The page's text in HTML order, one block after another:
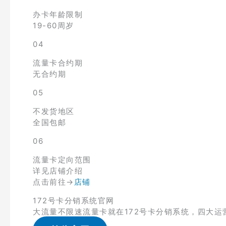
办卡年龄限制
19-60周岁
04
流量卡合约期
无合约期
05
不发货地区
全国包邮
06
流量卡定向范围
详见店铺介绍
点击前往→ 店铺
172号卡分销系统官网
大流量不限速流量卡就在172号卡分销系统，四大运